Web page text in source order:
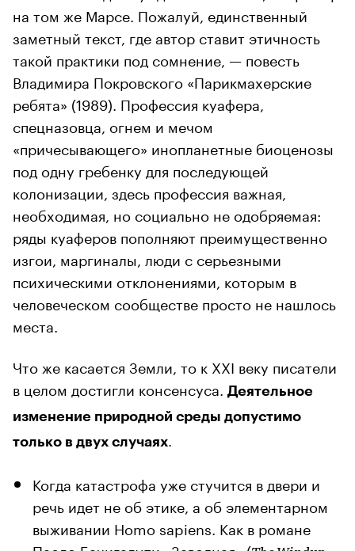
на том же Марсе. Пожалуй, единственный
заметный текст, где автор ставит этичность
такой практики под сомнение, — повесть
Владимира Покровского «Парикмахерские
ребята» (1989). Профессия куафера,
спецназовца, огнем и мечом
«причесывающего» инопланетные биоценозы
под одну гребенку для последующей
колонизации, здесь профессия важная,
необходимая, но социально не одобряемая:
ряды куаферов пополняют преимущественно
изгои, маргиналы, люди с серьезными
психическими отклонениями, которым в
человеческом сообществе просто не нашлось
места.
Что же касается Земли, то к XXI веку писатели
в целом достигли консенсуса.
Деятельное
изменение природной среды допустимо
только в двух случаях
Когда катастрофа уже стучится в двери и
речь идет не об этике, а об элементарном
выживании Homo sapiens. Как в романе